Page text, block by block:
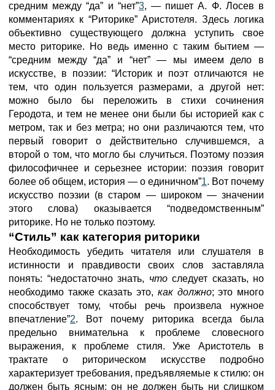
средним между “да” и “нет”3, — пишет А. Ф. Лосев в
комментариях к “Риторике” Аристотеля. Здесь логика
объективно существующего должна уступить свое
место риторике. Но ведь именно с таким бытием —
“средним между “да” и “нет” — мы имеем дело в
искусстве, в поэзии: “Историк и поэт отличаются не
тем, что один пользуется размерами, а другой нет:
можно было бы переложить в стихи сочинения
Геродота, и тем не менее они были бы историей как с
метром, так и без метра; но они различаются тем, что
первый говорит о действительно случившемся, а
второй о том, что могло бы случиться. Поэтому поэзия
философичнее и серьезнее истории: поэзия говорит
более об общем, история — о единичном”1. Вот почему
искусство поэзии (в старом — широком — значении
этого слова) оказывается “подведомственным”
риторике. Но не только поэтому.
“Стиль” как категория риторики
Необходимость убедить читателя или слушателя в
истинности и правдивости своих слов заставляла
понять: “недостаточно знать, чтоследует сказать, но
необходимо также сказать это, как должно; это много
способствует тому, чтобы речь произвела нужное
впечатление”2. Вот почему риторика всегда была
предельно внимательна к проблеме словесного
выражения, к проблеме стиля. Уже Аристотель в
трактате о риторическом искусстве подробно
характеризует требования, предъявляемые к стилю: он
должен быть ясным; он не должен быть ни слишком